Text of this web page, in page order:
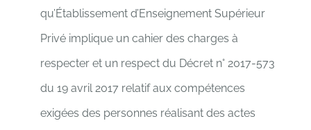
qu’Établissement d’Enseignement Supérieur
Privé implique un cahier des charges à
respecter et un respect du Décret n° 2017-573
du 19 avril 2017 relatif aux compétences
exigées des personnes réalisant des actes